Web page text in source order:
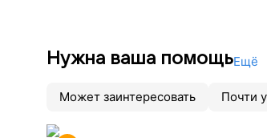
Нужна ваша помощьЕщё
Может заинтересовать Почти